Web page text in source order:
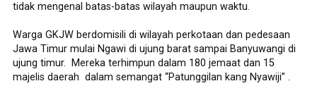
tidak mengenal batas-batas wilayah maupun waktu.
Warga GKJW berdomisili di wilayah perkotaan dan pedesaan
Jawa Timur mulai Ngawi di ujung barat sampai Banyuwangi di
ujung timur. Mereka terhimpun dalam 180 jemaat dan 15
majelis daerah dalam semangat “Patunggilan kang Nyawiji” .